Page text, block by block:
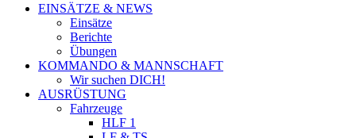
EINSÄTZE & NEWS
Einsätze
Berichte
Übungen
KOMMANDO & MANNSCHAFT
Wir suchen DICH!
AUSRÜSTUNG
Fahrzeuge
HLF 1